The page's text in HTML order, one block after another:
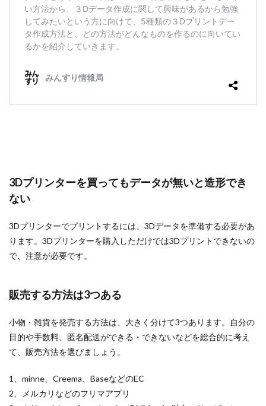
3Dプリンターを買ってもデータが無いと造形でき
ない
3Dプリンターでプリントするには、3Dデータを準備する必要があ
ります。3Dプリンターを購入しただけでは3Dプリントできないの
で、注意が必要です。
販売する方法は3つある
小物・雑貨を発売する方法は、大きく分けて3つあります。自分の
目的や手数料、匿名配送ができる・できないなどを総合的に考え
て、販売方法を選びましょう。
1、minne、Creema、BaseなどのEC
2、メルカリなどのフリマアプリ